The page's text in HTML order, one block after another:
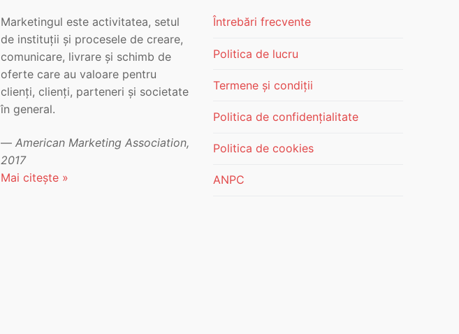
Marketingul este activitatea, setul
de instituții și procesele de creare,
comunicare, livrare și schimb de
oferte care au valoare pentru
clienți, clienți, parteneri și societate
în general.
— American Marketing Association,
2017
Mai citește »
Întrebări frecvente
Politica de lucru
Termene și condiții
Politica de confidențialitate
Politica de cookies
ANPC